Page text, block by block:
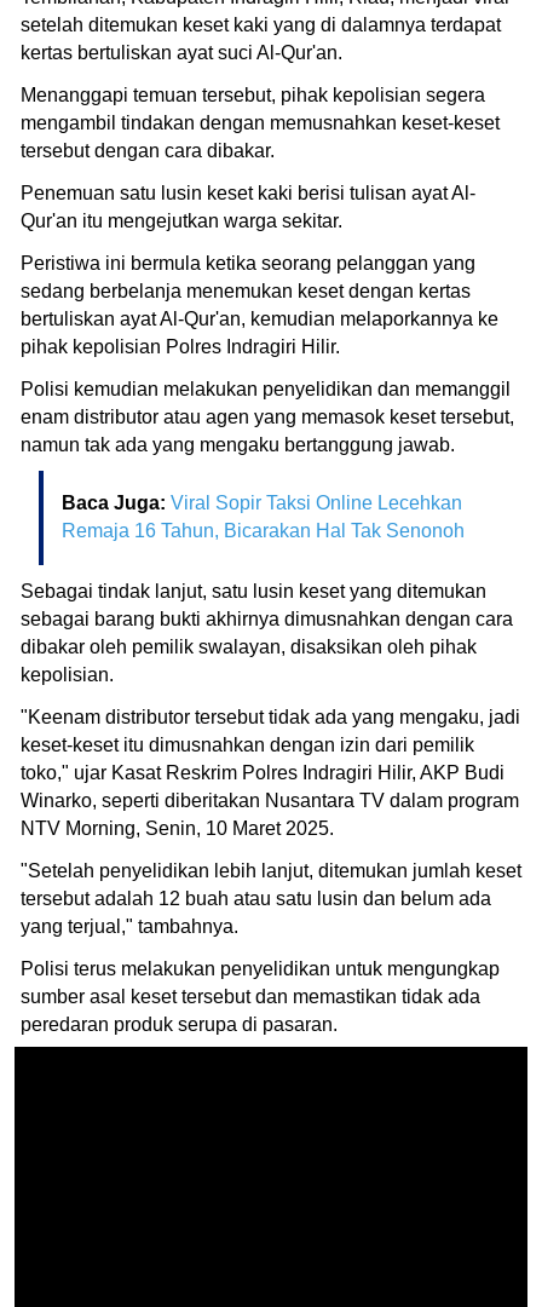
setelah ditemukan keset kaki yang di dalamnya terdapat
kertas bertuliskan ayat suci Al-Qur'an.
Menanggapi temuan tersebut, pihak kepolisian segera
mengambil tindakan dengan memusnahkan keset-keset
tersebut dengan cara dibakar.
Penemuan satu lusin keset kaki berisi tulisan ayat Al-
Qur'an itu mengejutkan warga sekitar.
Peristiwa ini bermula ketika seorang pelanggan yang
sedang berbelanja menemukan keset dengan kertas
bertuliskan ayat Al-Qur'an, kemudian melaporkannya ke
pihak kepolisian Polres Indragiri Hilir.
Polisi kemudian melakukan penyelidikan dan memanggil
enam distributor atau agen yang memasok keset tersebut,
namun tak ada yang mengaku bertanggung jawab.
Baca Juga: Viral Sopir Taksi Online Lecehkan
Remaja 16 Tahun, Bicarakan Hal Tak Senonoh
Sebagai tindak lanjut, satu lusin keset yang ditemukan
sebagai barang bukti akhirnya dimusnahkan dengan cara
dibakar oleh pemilik swalayan, disaksikan oleh pihak
kepolisian.
"Keenam distributor tersebut tidak ada yang mengaku, jadi
keset-keset itu dimusnahkan dengan izin dari pemilik
toko," ujar Kasat Reskrim Polres Indragiri Hilir, AKP Budi
Winarko, seperti diberitakan Nusantara TV dalam program
NTV Morning, Senin, 10 Maret 2025.
"Setelah penyelidikan lebih lanjut, ditemukan jumlah keset
tersebut adalah 12 buah atau satu lusin dan belum ada
yang terjual," tambahnya.
Polisi terus melakukan penyelidikan untuk mengungkap
sumber asal keset tersebut dan memastikan tidak ada
peredaran produk serupa di pasaran.